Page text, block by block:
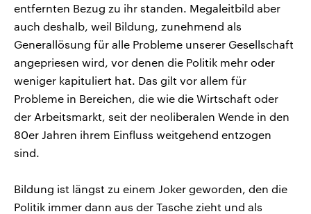
entfernten Bezug zu ihr standen. Megaleitbild aber
auch deshalb, weil Bildung, zunehmend als
Generallösung für alle Probleme unserer Gesellschaft
angepriesen wird, vor denen die Politik mehr oder
weniger kapituliert hat. Das gilt vor allem für
Probleme in Bereichen, die wie die Wirtschaft oder
der Arbeitsmarkt, seit der neoliberalen Wende in den
80er Jahren ihrem Einfluss weitgehend entzogen
sind.
Bildung ist längst zu einem Joker geworden, den die
Politik immer dann aus der Tasche zieht und als